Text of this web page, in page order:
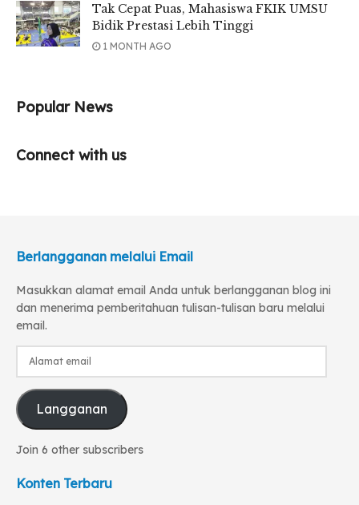
Tak Cepat Puas, Mahasiswa FKIK UMSU
Bidik Prestasi Lebih Tinggi
1 MONTH AGO
Popular News
Connect with us
Berlangganan melalui Email
Masukkan alamat email Anda untuk berlangganan blog ini
dan menerima pemberitahuan tulisan-tulisan baru melalui
email.
Alamat
Langganan
Join 6 other subscribers
Konten Terbaru